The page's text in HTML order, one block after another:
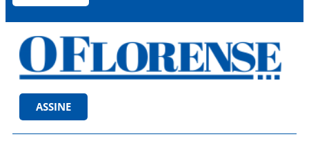
ASSINE